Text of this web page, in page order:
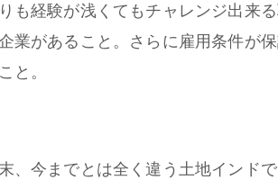
も経験が浅くてもチャレンジ出来
業があること。さらに雇用条件が
と。
、今までとは全く違う土地インド